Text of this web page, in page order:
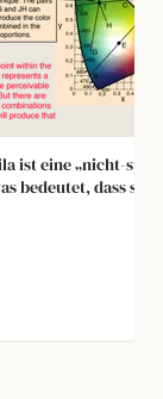
ist eine „nicht-
bedeutet, dass sie